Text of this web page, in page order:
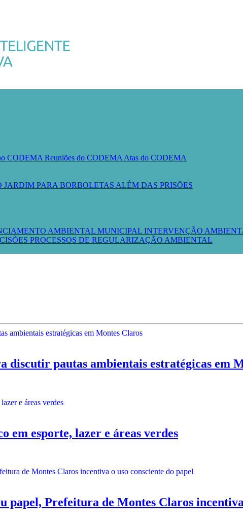
CODEMA Reuniões do CODEMA Atas do CODEMA
JARDIM PARA BORBOLETAS ALÉM DAS PRISÕES
AMBIENTAL MUNICIPAL INTERVENÇÃO
PROCESSOS DE REGULARIZAÇÃO AMBIENTAL
pautas ambientais estratégicas em
em esporte, lazer e áreas verdes
Prefeitura de Montes Claros